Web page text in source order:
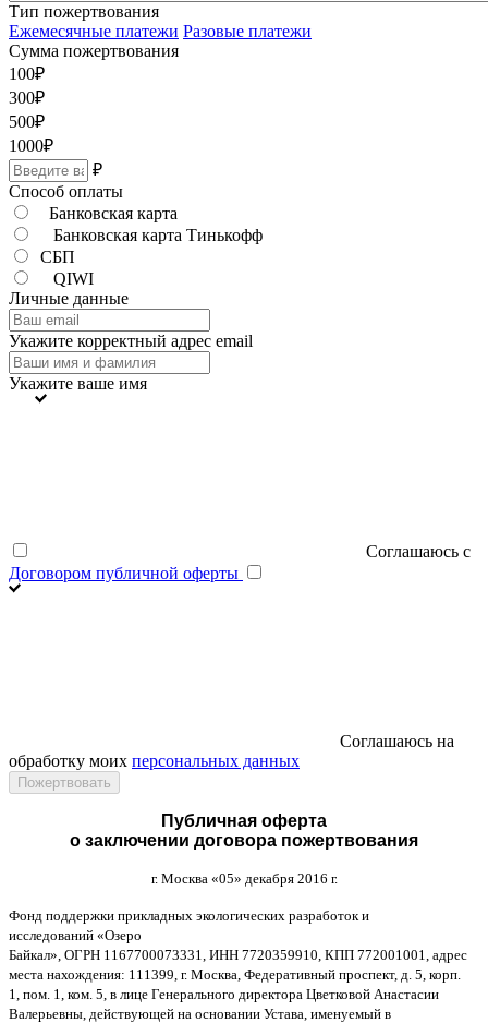
Тип пожертвования
Ежемесячные платежи Разовые платежи
Сумма пожертвования
100₽
300₽
500₽
1000₽
₽
Способ оплаты
Банковская карта
Банковская карта Тинькофф
СБП
QIWI
Личные данные
Укажите корректный адрес email
Укажите ваше имя
Соглашаюсь с
Договором публичной оферты
Соглашаюсь на
обработку моих персональных данных
Публичная оферта
о заключении договора пожертвования
г. Москва «05» декабря 2016 г.
Фонд поддержки прикладных экологических разработок и
исследований «Озеро
Байкал», ОГРН 1167700073331, ИНН 7720359910, КПП 772001001, адрес
места нахождения: 111399, г. Москва Федеративный проспект, д . 5, корп
1, пом . 1, ком . 5, в лице Генерального директора Цветковой Анастасии
Валерьевны действующей на основании Устава именуемый в